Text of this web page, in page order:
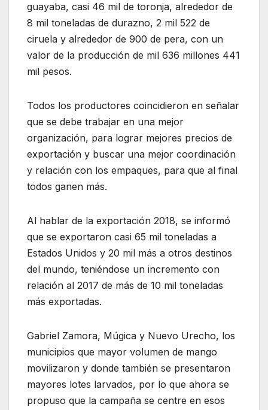
guayaba, casi 46 mil de toronja, alrededor de
8 mil toneladas de durazno, 2 mil 522 de
ciruela y alrededor de 900 de pera, con un
valor de la producción de mil 636 millones 441
mil pesos.
Todos los productores coincidieron en señalar
que se debe trabajar en una mejor
organización, para lograr mejores precios de
exportación y buscar una mejor coordinación
y relación con los empaques, para que al final
todos ganen más.
Al hablar de la exportación 2018, se informó
que se exportaron casi 65 mil toneladas a
Estados Unidos y 20 mil más a otros destinos
del mundo, teniéndose un incremento con
relación al 2017 de más de 10 mil toneladas
más exportadas.
Gabriel Zamora, Múgica y Nuevo Urecho, los
municipios que mayor volumen de mango
movilizaron y donde también se presentaron
mayores lotes larvados, por lo que ahora se
propuso que la campaña se centre en esos